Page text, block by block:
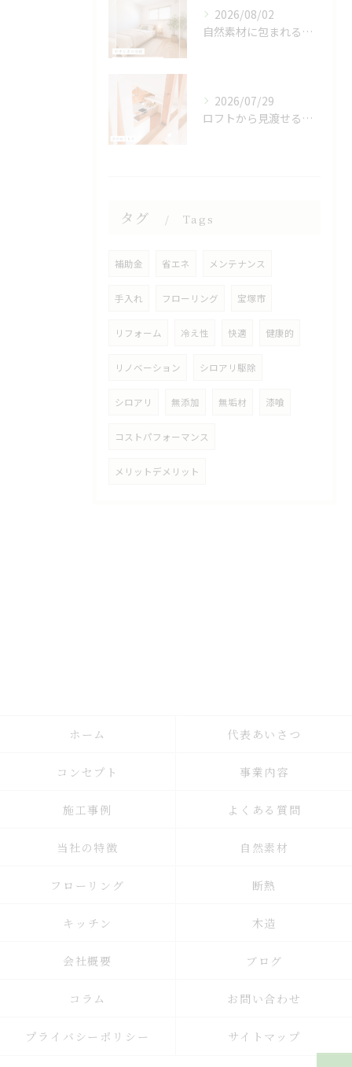
2026/08/02
自然素材に包まれる、心地よい寝室🌿
2026/07/29
ロフトから見渡せる、開放的なキッチン🌿
タグ Tags
補助金 省エネ メンテナンス
手入れ フローリング 宝塚市
リフォーム 冷え性 快適 健康的
リノベーション シロアリ駆除
シロアリ 無添加 無垢材 漆喰
コストパフォーマンス
メリットデメリット
ホーム 代表あいさつ
コンセプト 事業内容
施工事例 よくある質問
当社の特徴 自然素材
フローリング 断熱
キッチン 木造
会社概要 ブログ
コラム お問い合わせ
プライバシーポリシー サイトマップ